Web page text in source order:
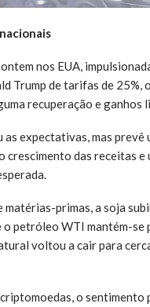
nos EUA,
Trump de tarifas de 25%,
recuperação e ganhos
expectativas, mas prevê
crescimento das receitas e
matérias-primas, a soja
o petróleo WTI mantém-se
voltou a cair para
o sentimento